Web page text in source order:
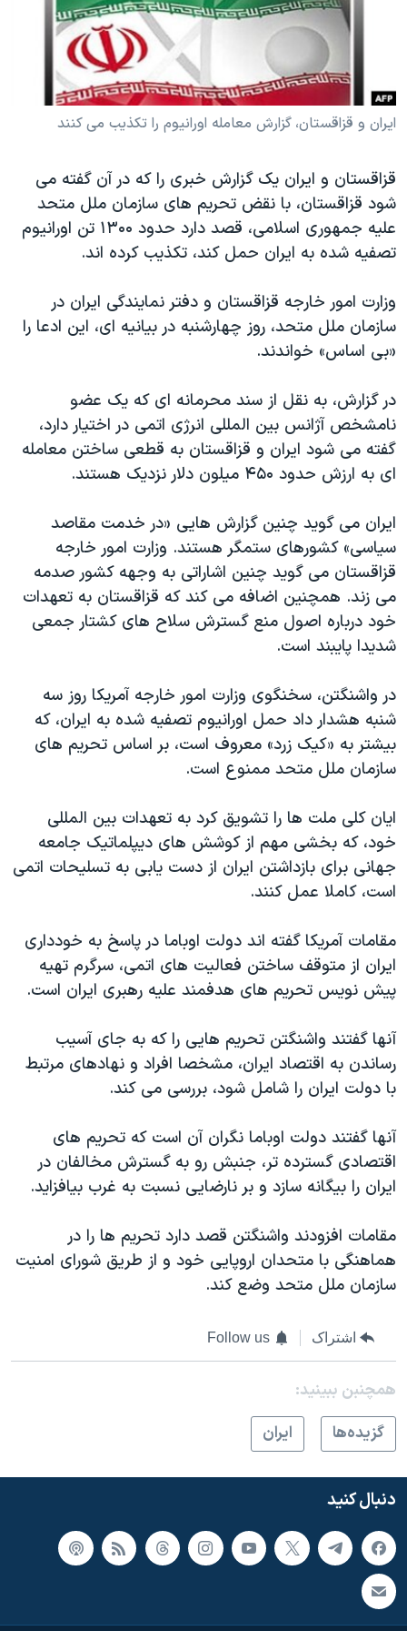
فرهنگ و زندگی
حقوق شهروندی
اقتصادی
علم و فناوری
گالری عکس
آرشیو پخش زنده
مستندها
انتخابات ریاست جمهوری آمریکا ۲۰۲۴
حمله جمهوری اسلامی به اسرائیل
رمز مهسا
اعتراضات زن، زندگی، آزادی
مجموعه مستندهای دادخواهی
تریبونال مردمی آبان ۹۸
چهل سال گروگان‌گیری
قانون شفافیت دارائی کادر رهبری ایران
اسرائیل در جنگ
نرگس محمدی برنده جایزه نوبل صلح
همایش محافظه‌کاران آمریکا «سی‌پک»
سفر پرزیدنت ترامپ به چین
دنبال کنید
ایران و قزاقستان، گزارش معامله اورانیوم را تکذیب می کنند
قزاقستان و ایران یک گزارش خبری را که در آن گفته می
شود قزاقستان، با نقض تحریم های سازمان ملل متحد
علیه جمهوری اسلامی، قصد دارد حدود ۱۳۰۰ تن اورانیوم
تصفیه شده به ایران حمل کند، تکذیب کرده اند.
وزارت امور خارجه قزاقستان و دفتر نمایندگی ایران در
سازمان ملل متحد، روز چهارشنبه در بیانیه ای، این ادعا را
«بی اساس» خواندند.
در گزارش، به نقل از سند محرمانه ای که یک عضو
نامشخص آژانس بین المللی انرژی اتمی در اختیار دارد،
گفته می شود ایران و قزاقستان به قطعی ساختن معامله
ای به ارزش حدود ۴۵۰ میلون دلار نزدیک هستند.
ایران می گوید چنین گزارش هایی «در خدمت مقاصد
سیاسی» کشورهای ستمگر هستند. وزارت امور خارجه
قزاقستان می گوید چنین اشاراتی به وجهه کشور صدمه
می زند. همچنین اضافه می کند که قزاقستان به تعهدات
خود درباره اصول منع گسترش سلاح های کشتار جمعی
شدیدا پایبند است.
در واشنگتن، سخنگوی وزارت امور خارجه آمریکا روز سه
شنبه هشدار داد حمل اورانیوم تصفیه شده به ایران، که
بیشتر به «کیک زرد» معروف است، بر اساس تحریم های
سازمان ملل متحد ممنوع است.
ایان کلی ملت ها را تشویق کرد به تعهدات بین المللی
خود، که بخشی مهم از کوشش های دیپلماتیک جامعه
جهانی برای بازداشتن ایران از دست یابی به تسلیحات اتمی
است، کاملا عمل کنند.
مقامات آمریکا گفته اند دولت اوباما در پاسخ به خودداری
ایران از متوقف ساختن فعالیت های اتمی، سرگرم تهیه
پیش نویس تحریم های هدفمند علیه رهبری ایران است.
آنها گفتند واشنگتن تحریم هایی را که به جای آسیب
رساندن به اقتصاد ایران، مشخصا افراد و نهادهای مرتبط
با دولت ایران را شامل شود، بررسی می کند.
آنها گفتند دولت اوباما نگران آن است که تحریم های
اقتصادی گسترده تر، جنبش رو به گسترش مخالفان در
ایران را بیگانه سازد و بر نارضایی نسبت به غرب بیافزاید.
مقامات افزودند واشنگتن قصد دارد تحریم ها را در
هماهنگی با متحدان اروپایی خود و از طریق شورای امنیت
سازمان ملل متحد وضع کند.
اشتراک Follow us
همچنبن ببینید:
گزيده‌ها
ايران
دنبال کنید